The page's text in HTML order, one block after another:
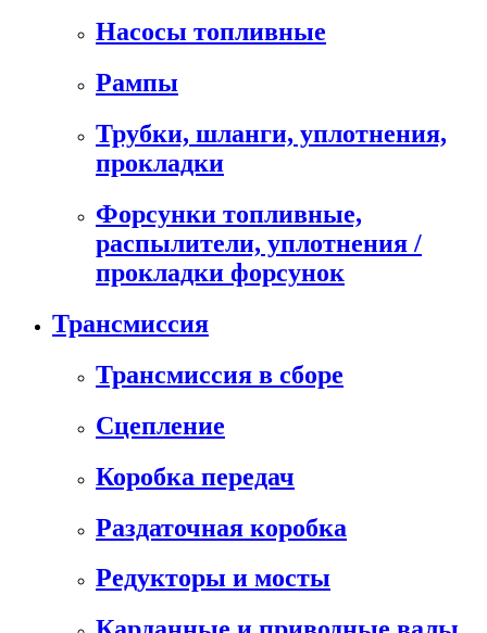
Насосы топливные
Рампы
Трубки, шланги, уплотнения,
прокладки
Форсунки топливные,
распылители, уплотнения /
прокладки форсунок
Трансмиссия
Трансмиссия в сборе
Сцепление
Коробка передач
Раздаточная коробка
Редукторы и мосты